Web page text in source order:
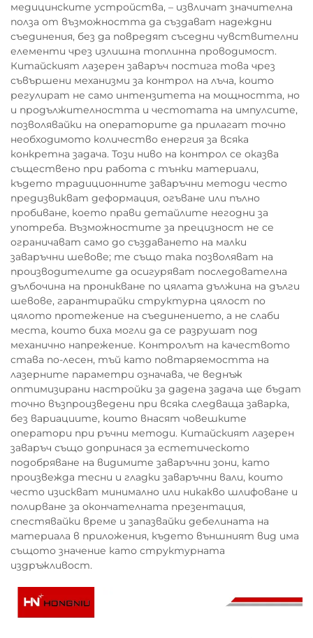
медицинските устройства, – извличат значителна
полза от възможността да създават надеждни
съединения, без да повредят съседни чувствителни
елементи чрез излишна топлинна проводимост.
Китайският лазерен заваръч постига това чрез
съвършени механизми за контрол на лъча, които
регулират не само интензитета на мощността, но
и продължителността и честотата на импулсите,
позволявайки на операторите да прилагат точно
необходимото количество енергия за всяка
конкретна задача. Този ниво на контрол се оказва
съществено при работа с тънки материали,
където традиционните заваръчни методи често
предизвикват деформация, огъване или пълно
пробиване, което прави детайлите негодни за
употреба. Възможностите за прецизност не се
ограничават само до създаването на малки
заваръчни шевове; те също така позволяват на
производителите да осигуряват последователна
дълбочина на проникване по цялата дължина на дълги
шевове, гарантирайки структурна цялост по
цялото протежение на съединението, а не слаби
места, които биха могли да се разрушат под
механично напрежение. Контролът на качеството
става по-лесен, тъй като повтаряемостта на
лазерните параметри означава, че веднъж
оптимизирани настройки за дадена задача ще бъдат
точно възпроизведени при всяка следваща заварка,
без вариациите, които внасят човешките
оператори при ръчни методи. Китайският лазерен
заваръч също допринася за естетическото
подобряване на видимите заваръчни зони, като
произвежда тесни и гладки заваръчни вали, които
често изискват минимално или никакво шлифоване и
полирване за окончателната презентация,
спестявайки време и запазвайки дебелината на
материала в приложения, където външният вид има
същото значение като структурната
издръжливост.